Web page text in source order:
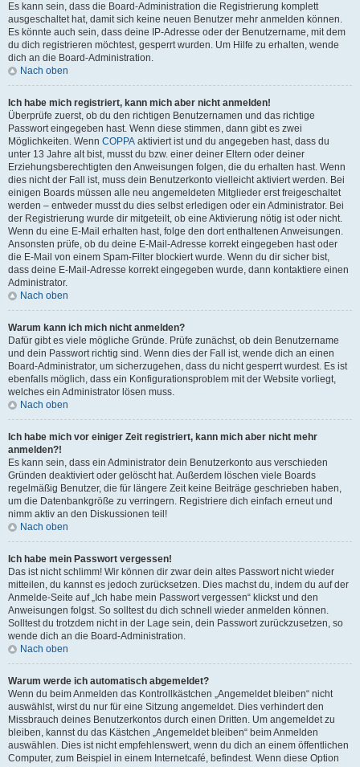
Es kann sein, dass die Board-Administration die Registrierung komplett
ausgeschaltet hat, damit sich keine neuen Benutzer mehr anmelden können.
Es könnte auch sein, dass deine IP-Adresse oder der Benutzername, mit dem
du dich registrieren möchtest, gesperrt wurden. Um Hilfe zu erhalten, wende
dich an die Board-Administration.
Nach oben
Ich habe mich registriert, kann mich aber nicht anmelden!
Überprüfe zuerst, ob du den richtigen Benutzernamen und das richtige
Passwort eingegeben hast. Wenn diese stimmen, dann gibt es zwei
Möglichkeiten. Wenn COPPA aktiviert ist und du angegeben hast, dass du
unter 13 Jahre alt bist, musst du bzw. einer deiner Eltern oder deiner
Erziehungsberechtigten den Anweisungen folgen, die du erhalten hast. Wenn
dies nicht der Fall ist, muss dein Benutzerkonto vielleicht aktiviert werden. Bei
einigen Boards müssen alle neu angemeldeten Mitglieder erst freigeschaltet
werden – entweder musst du dies selbst erledigen oder ein Administrator. Bei
der Registrierung wurde dir mitgeteilt, ob eine Aktivierung nötig ist oder nicht.
Wenn du eine E-Mail erhalten hast, folge den dort enthaltenen Anweisungen.
Ansonsten prüfe, ob du deine E-Mail-Adresse korrekt eingegeben hast oder
die E-Mail von einem Spam-Filter blockiert wurde. Wenn du dir sicher bist,
dass deine E-Mail-Adresse korrekt eingegeben wurde, dann kontaktiere einen
Administrator.
Nach oben
Warum kann ich mich nicht anmelden?
Dafür gibt es viele mögliche Gründe. Prüfe zunächst, ob dein Benutzername
und dein Passwort richtig sind. Wenn dies der Fall ist, wende dich an einen
Board-Administrator, um sicherzugehen, dass du nicht gesperrt wurdest. Es ist
ebenfalls möglich, dass ein Konfigurationsproblem mit der Website vorliegt,
welches ein Administrator lösen muss.
Nach oben
Ich habe mich vor einiger Zeit registriert, kann mich aber nicht mehr
anmelden?!
Es kann sein, dass ein Administrator dein Benutzerkonto aus verschieden
Gründen deaktiviert oder gelöscht hat. Außerdem löschen viele Boards
regelmäßig Benutzer, die für längere Zeit keine Beiträge geschrieben haben,
um die Datenbankgröße zu verringern. Registriere dich einfach erneut und
nimm aktiv an den Diskussionen teil!
Nach oben
Ich habe mein Passwort vergessen!
Das ist nicht schlimm! Wir können dir zwar dein altes Passwort nicht wieder
mitteilen, du kannst es jedoch zurücksetzen. Dies machst du, indem du auf der
Anmelde-Seite auf „Ich habe mein Passwort vergessen“ klickst und den
Anweisungen folgst. So solltest du dich schnell wieder anmelden können.
Solltest du trotzdem nicht in der Lage sein, dein Passwort zurückzusetzen, so
wende dich an die Board-Administration.
Nach oben
Warum werde ich automatisch abgemeldet?
Wenn du beim Anmelden das Kontrollkästchen „Angemeldet bleiben“ nicht
auswählst, wirst du nur für eine Sitzung angemeldet. Dies verhindert den
Missbrauch deines Benutzerkontos durch einen Dritten. Um angemeldet zu
bleiben, kannst du das Kästchen „Angemeldet bleiben“ beim Anmelden
auswählen. Dies ist nicht empfehlenswert, wenn du dich an einem öffentlichen
Computer, zum Beispiel in einem Internetcafé, befindest. Wenn diese Option